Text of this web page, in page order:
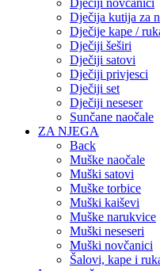
Dječiji novčanici
Dječija kutija za
Dječije kape /
Dječiji šeširi
Dječiji satovi
Dječiji privjesci
Dječiji set
Dječiji neseser
Sunčane naočale
ZA NJEGA
Back
Muške naočale
Muški satovi
Muške torbice
Muški kaiševi
Muške narukvice
Muški neseseri
Muški novčanici
Šalovi, kape i